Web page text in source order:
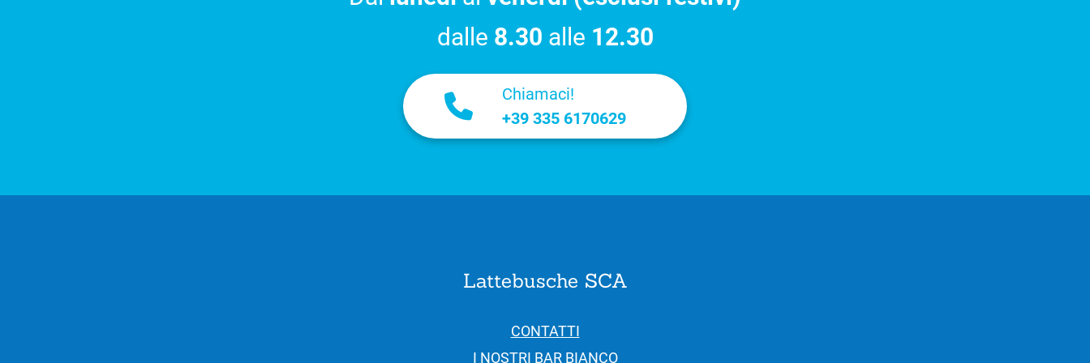
dalle 8.30 alle 12.30
Chiamaci!
+39 335 6170629
Lattebusche SCA
CONTATTI
I NOSTRI BAR BIANCO